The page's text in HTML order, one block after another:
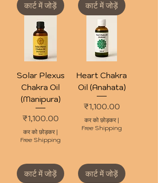
कार्ट में जोड़ें कार्ट में जोड़ें
Solar Plexus
Chakra Oil
(Manipura)
मूल्य
₹1,100.00
कर को छोड़कर|
Free Shipping
कार्ट में जोड़ें
Heart Chakra
Oil (Anahata)
मूल्य
₹1,100.00
कर को छोड़कर|
Free Shipping
कार्ट में जोड़ें